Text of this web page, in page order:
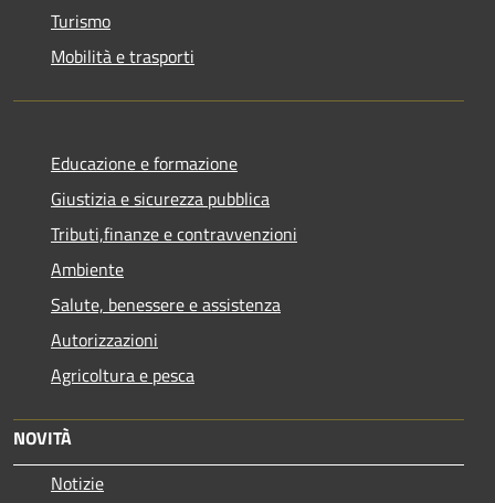
Turismo
Mobilità e trasporti
Educazione e formazione
Giustizia e sicurezza pubblica
Tributi,finanze e contravvenzioni
Ambiente
Salute, benessere e assistenza
Autorizzazioni
Agricoltura e pesca
NOVITÀ
Notizie